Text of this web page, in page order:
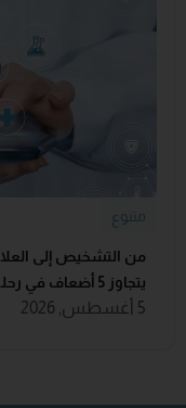
متنوع
من التشخيص إلى
يتجاوز 5 أضعاف في رحلة صحية أكثر تكاملاً
5 أغسطس, 2026